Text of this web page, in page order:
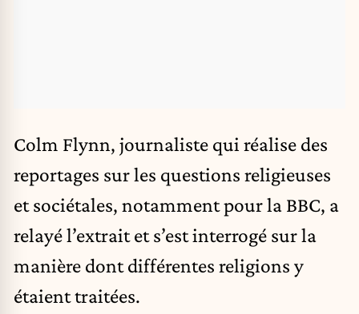
Colm Flynn, journaliste qui réalise des
reportages sur les questions religieuses
et sociétales, notamment pour la BBC, a
relayé l’extrait et s’est interrogé sur la
manière dont différentes religions y
étaient traitées.